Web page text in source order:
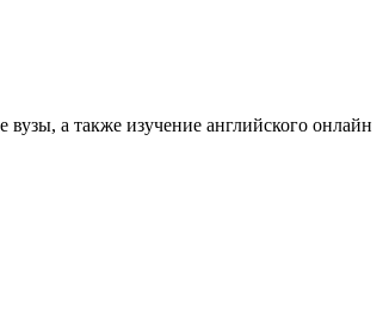
а также изучение английского онлайн